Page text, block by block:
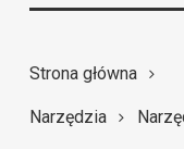
Strona główna
Narzędzia